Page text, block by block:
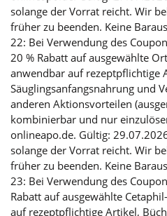
solange der Vorrat reicht. Wir
früher zu beenden. Keine
22: Bei Verwendung des
20 % Rabatt auf ausgewählte
anwendbar auf rezeptpflichtige
Säuglingsanfangsnahrung und
anderen Aktionsvorteilen
kombinierbar und nur
onlineapo.de. Gültig:
solange der Vorrat reicht. Wir
früher zu beenden. Keine
23: Bei Verwendung des
Rabatt auf ausgewählte
auf rezeptpflichtige Artikel,